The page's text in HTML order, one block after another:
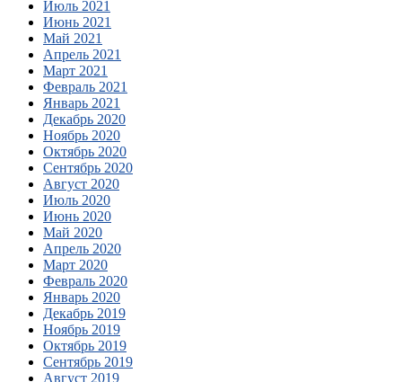
Июль 2021
Июнь 2021
Май 2021
Апрель 2021
Март 2021
Февраль 2021
Январь 2021
Декабрь 2020
Ноябрь 2020
Октябрь 2020
Сентябрь 2020
Август 2020
Июль 2020
Июнь 2020
Май 2020
Апрель 2020
Март 2020
Февраль 2020
Январь 2020
Декабрь 2019
Ноябрь 2019
Октябрь 2019
Сентябрь 2019
Август 2019